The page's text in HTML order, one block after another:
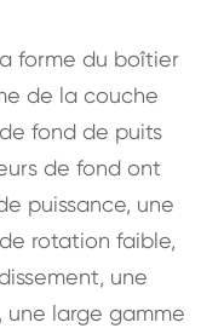
forme du boîtier
de la couche
fond de puits
de fond ont
puissance, une
rotation faible,
une
une large gamme